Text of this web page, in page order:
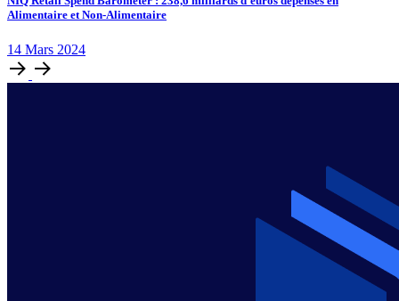
Alimentaire et Non-Alimentaire
14 Mars 2024